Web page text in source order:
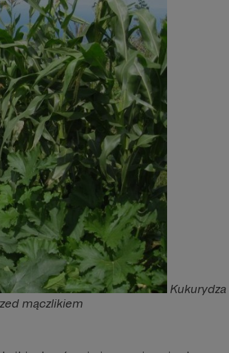
Kukurydza
mączlikiem